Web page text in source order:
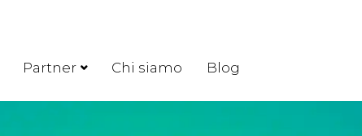
Partner Chi siamo Blog